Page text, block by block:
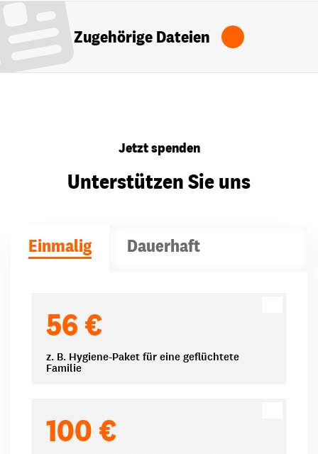
Zugehörige Dateien
Jetzt spenden
Unterstützen Sie uns
Einmalig Dauerhaft
56 €
z. B. Hygiene-Paket für eine geflüchtete
Familie
100 €